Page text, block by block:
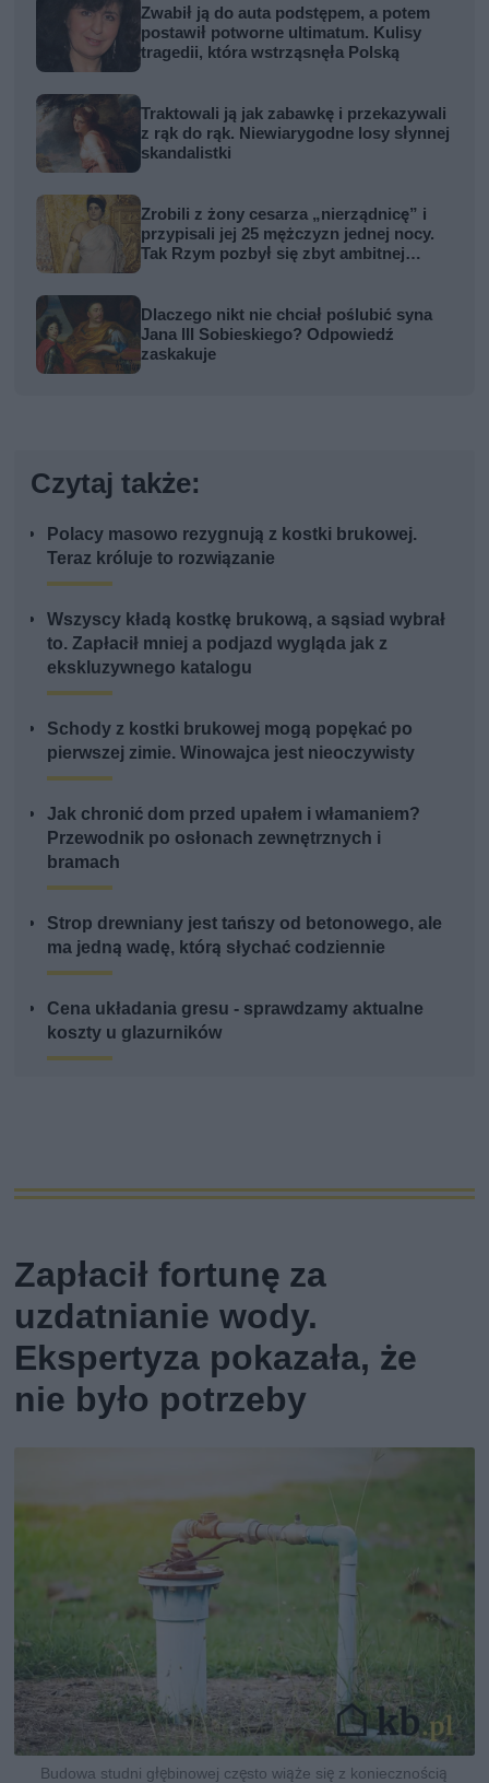
Zwabił ją do auta podstępem, a potem
postawił potworne ultimatum. Kulisy
tragedii, która wstrząsnęła Polską
Traktowali ją jak zabawkę i przekazywali
z rąk do rąk. Niewiarygodne losy słynnej
skandalistki
Zrobili z żony cesarza „nierządnicę” i
przypisali jej 25 mężczyzn jednej nocy.
Tak Rzym pozbył się zbyt ambitnej
Dlaczego nikt nie chciał poślubić syna
Jana III Sobieskiego? Odpowiedź
zaskakuje
Czytaj także:
Polacy masowo rezygnują z kostki brukowej.
Teraz króluje to rozwiązanie
Wszyscy kładą kostkę brukową, a sąsiad wybrał
to. Zapłacił mniej a podjazd wygląda jak z
ekskluzywnego katalogu
Schody z kostki brukowej mogą popękać po
pierwszej zimie. Winowajca jest nieoczywisty
Jak chronić dom przed upałem i włamaniem?
Przewodnik po osłonach zewnętrznych i
bramach
Strop drewniany jest tańszy od betonowego, ale
ma jedną wadę, którą słychać codziennie
Cena układania gresu - sprawdzamy aktualne
koszty u glazurników
Zapłacił fortunę za
uzdatnianie wody.
Ekspertyza pokazała, że
nie było potrzeby
Budowa studni głębinowej często wiąże się z koniecznością